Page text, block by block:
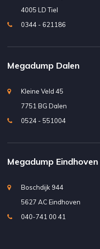
4005 LD Tiel
0344 - 621186
Megadump Dalen
Kleine Veld 45
7751 BG Dalen
0524 - 551004
Megadump Eindhoven
Boschdijk 944
5627 AC Eindhoven
040-741 00 41